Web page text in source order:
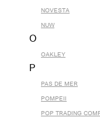
NOVESTA
NUW
O
OAKLEY
P
PAS DE MER
POMPEII
POP TRADING